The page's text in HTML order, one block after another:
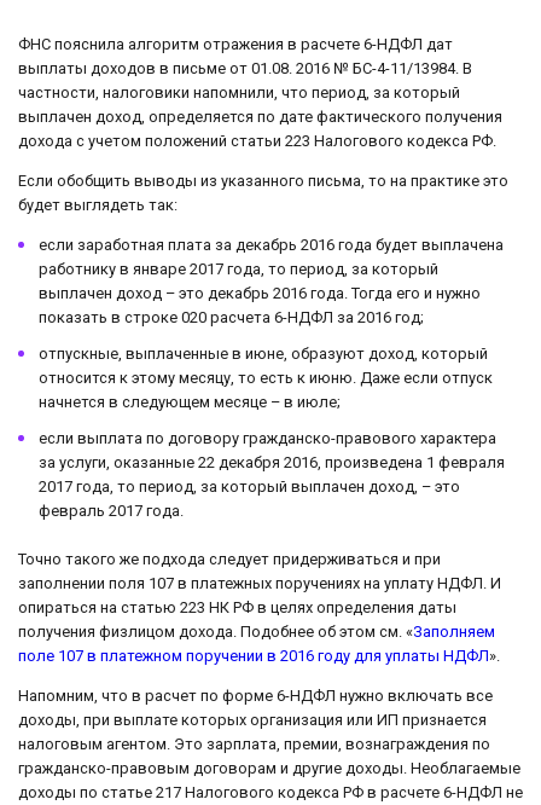
ФНС пояснила алгоритм отражения в расчете 6-НДФЛ дат
выплаты доходов в письме от 01.08. 2016 № БС-4-11/13984. В
частности, налоговики напомнили, что период, за который
выплачен доход, определяется по дате фактического получения
дохода с учетом положений статьи 223 Налогового кодекса РФ.
Если обобщить выводы из указанного письма, то на практике это
будет выглядеть так:
если заработная плата за декабрь 2016 года будет выплачена
работнику в январе 2017 года, то период, за который
выплачен доход – это декабрь 2016 года. Тогда его и нужно
показать в строке 020 расчета 6-НДФЛ за 2016 год;
отпускные, выплаченные в июне, образуют доход, который
относится к этому месяцу, то есть к июню. Даже если отпуск
начнется в следующем месяце – в июле;
если выплата по договору гражданско-правового характера
за услуги, оказанные 22 декабря 2016, произведена 1 февраля
2017 года, то период, за который выплачен доход, – это
февраль 2017 года.
Точно такого же подхода следует придерживаться и при
заполнении поля 107 в платежных поручениях на уплату НДФЛ. И
опираться на статью 223 НК РФ в целях определения даты
получения физлицом дохода. Подобнее об этом см. «Заполняем
поле 107 в платежном поручении в 2016 году для уплаты НДФЛ».
Напомним, что в расчет по форме 6-НДФЛ нужно включать все
доходы, при выплате которых организация или ИП признается
налоговым агентом. Это зарплата, премии, вознаграждения по
гражданско-правовым договорам и другие доходы. Необлагаемые
доходы по статье 217 Налогового кодекса РФ в расчете 6-НДФЛ не